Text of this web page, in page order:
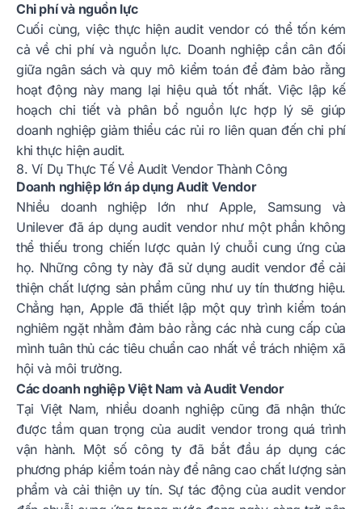
Chi phí và nguồn lực
Cuối cùng, việc thực hiện audit vendor có thể tốn kém
cả về chi phí và nguồn lực. Doanh nghiệp cần cân đối
giữa ngân sách và quy mô kiểm toán để đảm bảo rằng
hoạt động này mang lại hiệu quả tốt nhất. Việc lập kế
hoạch chi tiết và phân bổ nguồn lực hợp lý sẽ giúp
doanh nghiệp giảm thiểu các rủi ro liên quan đến chi phí
khi thực hiện audit.
8. Ví Dụ Thực Tế Về Audit Vendor Thành Công
Doanh nghiệp lớn áp dụng Audit Vendor
Nhiều doanh nghiệp lớn như Apple, Samsung và
Unilever đã áp dụng audit vendor như một phần không
thể thiếu trong chiến lược quản lý chuỗi cung ứng của
họ. Những công ty này đã sử dụng audit vendor để cải
thiện chất lượng sản phẩm cũng như uy tín thương hiệu.
Chẳng hạn, Apple đã thiết lập một quy trình kiểm toán
nghiêm ngặt nhằm đảm bảo rằng các nhà cung cấp của
mình tuân thủ các tiêu chuẩn cao nhất về trách nhiệm xã
hội và môi trường.
Các doanh nghiệp Việt Nam và Audit Vendor
Tại Việt Nam, nhiều doanh nghiệp cũng đã nhận thức
được tầm quan trọng của audit vendor trong quá trình
vận hành. Một số công ty đã bắt đầu áp dụng các
phương pháp kiểm toán này để nâng cao chất lượng sản
phẩm và cải thiện uy tín. Sự tác động của audit vendor